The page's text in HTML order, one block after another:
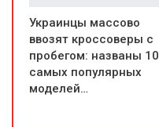
Украинцы массово
ввозят кроссоверы с
пробегом: названы 10
самых популярных
моделей…